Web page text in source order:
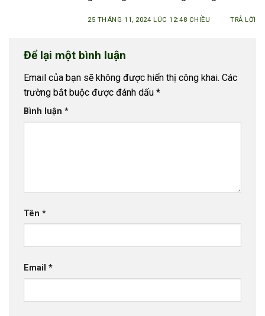
25 THÁNG 11, 2024 LÚC 12:48 CHIỀU TRẢ LỜI
Để lại một bình luận
Email của bạn sẽ không được hiển thị công khai. Các
trường bắt buộc được đánh dấu *
Bình luận *
Tên *
Email *